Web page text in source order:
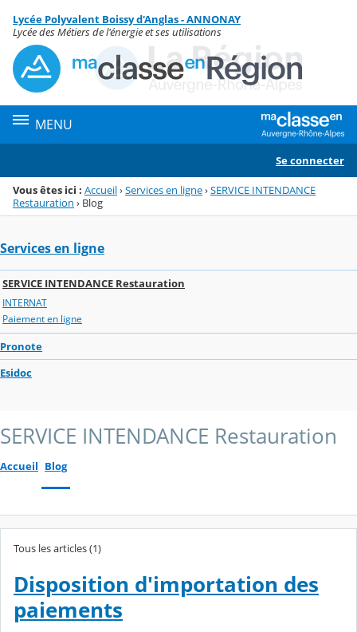
Menu de la rubrique
Contenu
Lycée Polyvalent Boissy d'Anglas - ANNONAY
Lycée des Métiers de l'énergie et ses utilisations
MENU
Se connecter
Vous êtes ici : Accueil›Services en ligne›SERVICE INTENDANCE
Restauration › Blog
Services en ligne
SERVICE INTENDANCE Restauration
INTERNAT
Paiement en ligne
Pronote
Esidoc
SERVICE INTENDANCE Restauration
Accueil Blog
Tous les articles (1)
Disposition d'importation des
paiements